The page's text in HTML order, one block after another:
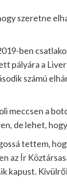
szeretne
ben
pályára a
számú
meccsen a
de lehet,
tettem,
az Ír
kapust.